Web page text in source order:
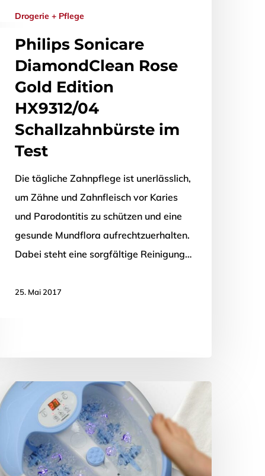
Drogerie + Pflege
Philips Sonicare
DiamondClean Rose
Gold Edition
HX9312/04
Schallzahnbürste im
Test
Die tägliche Zahnpflege ist unerlässlich,
um Zähne und Zahnfleisch vor Karies
und Parodontitis zu schützen und eine
gesunde Mundflora aufrechtzuerhalten.
Dabei steht eine sorgfältige Reinigung…
25. Mai 2017